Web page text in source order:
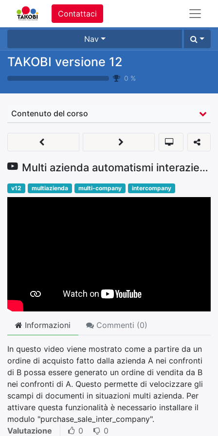
Contattaci
Nav
TAKOBI versione 12
0 %
Contenuto del corso
Multi azienda automatismi interaziendali
v12 multiazienda multi-company intercompany
Informazioni Commenti (0)
In questo video viene mostrato come a partire da un
ordine di acquisto fatto dalla azienda A nei confronti
di B possa essere generato un ordine di vendita da B
nei confronti di A. Questo permette di velocizzare gli
scampi di documenti in situazioni multi azienda. Per
attivare questa funzionalità è necessario installare il
modulo "purchase_sale_inter_company".
Valutazione
0 0